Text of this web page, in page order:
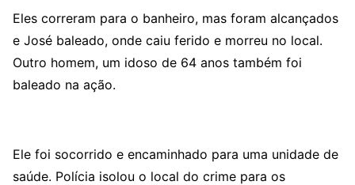
Eles correram para o banheiro, mas foram alcançados
e José baleado, onde caiu ferido e morreu no local.
Outro homem, um idoso de 64 anos também foi
baleado na ação.
Ele foi socorrido e encaminhado para uma unidade de
saúde. Polícia isolou o local do crime para os